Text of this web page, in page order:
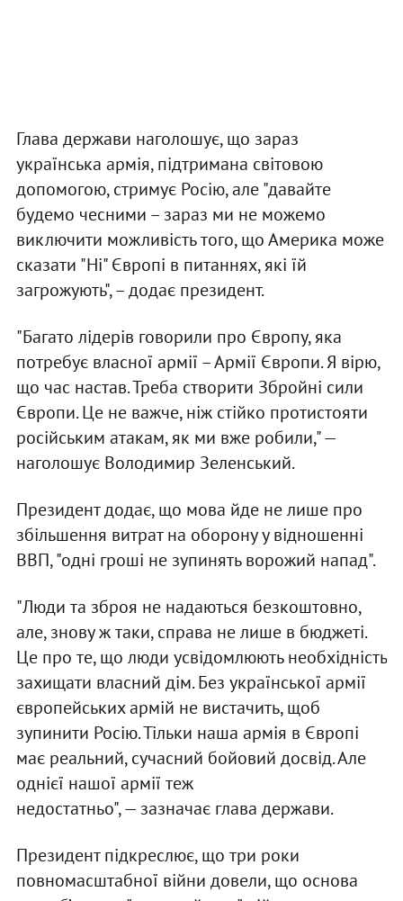
Глава держави наголошує, що зараз
українська армія, підтримана світовою
допомогою, стримує Росію, але "давайте
будемо чесними – зараз ми не можемо
виключити можливість того, що Америка може
сказати "Ні" Європі в питаннях, які їй
загрожують", – додає президент.
"Багато лідерів говорили про Європу, яка
потребує власної армії – Армії Європи. Я вірю,
що час настав. Треба створити Збройні сили
Європи. Це не важче, ніж стійко протистояти
російським атакам, як ми вже робили," —
наголошує Володимир Зеленський.
Президент додає, що мова йде не лише про
збільшення витрат на оборону у відношенні
ВВП, "одні гроші не зупинять ворожий напад".
"Люди та зброя не надаються безкоштовно,
але, знову ж таки, справа не лише в бюджеті.
Це про те, що люди усвідомлюють необхідність
захищати власний дім. Без української армії
європейських армій не вистачить, щоб
зупинити Росію. Тільки наша армія в Європі
має реальний, сучасний бойовий досвід. Але
однієї нашої армії теж
недостатньо", — зазначає глава держави.
Президент підкреслює, що три роки
повномасштабної війни довели, що основа